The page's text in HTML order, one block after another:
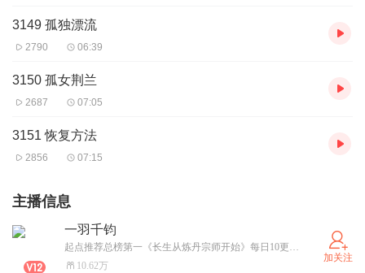
3149 孤独漂流
2790 06:39
3150 孤女荆兰
2687 07:05
3151 恢复方法
2856 07:15
主播信息
一羽千钧
起点推荐总榜第一《长生从炼丹宗师开始》每日10更。兄弟们别光听，订阅关注来一波啊。
10.62万
加关注